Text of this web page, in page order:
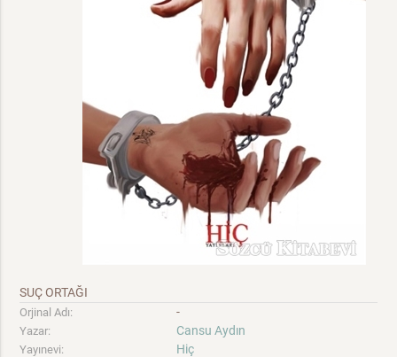
SUÇ ORTAĞI
Orjinal Adı: -
Yazar: Cansu Aydın
Yayınevi: Hiç